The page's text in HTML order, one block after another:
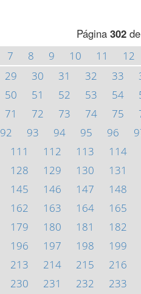
Página 302de
7 8 9 10 11 12
29 30 31 32 33
50 51 52 53 54
71 72 73 74 75
92 93 94 95 96
111 112 113 114
128 129 130 131
145 146 147 148
162 163 164 165
179 180 181 182
196 197 198 199
213 214 215 216
230 231 232 233